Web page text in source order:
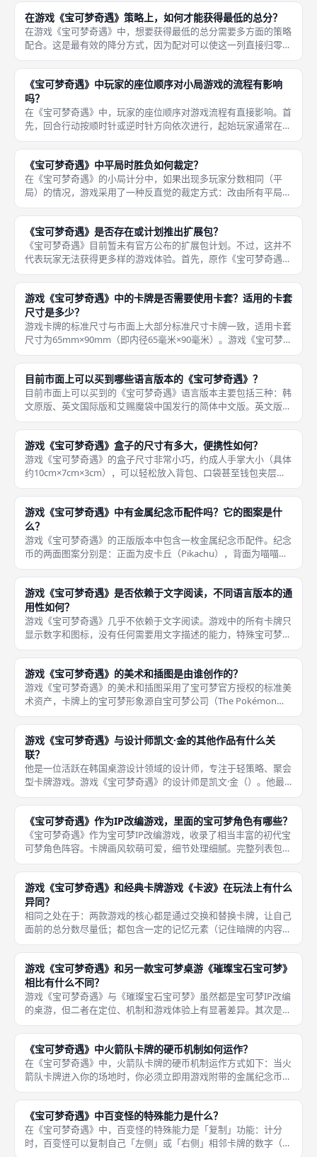
他是一位韩国桌游设计师，以创作规则简洁、节奏流畅的聚会向卡
牌
在游戏《宝可梦奇遇》策略上，如何才能获得最低的总分？
在游戏《宝可梦奇遇》中，想要获得最低的总分需要多方面的策略
配合。这是最有效的降分方式，因为配对可以使这一列直接归零。
首先是「配对归零」策略：尽可能在同一列中凑出上下两张相同数
字的对子。 你可以通过卡比兽交换位置、百变怪复制数字、或从
弃牌堆中
《宝可梦奇遇》中玩家的座位顺序对小局游戏的流程有影响
吗？
在《宝可梦奇遇》中，玩家的座位顺序对游戏流程有直接影响。首
先，回合行动按顺时针或逆时针方向依次进行，起始玩家通常在游
戏开局时随机确定（例如从年龄最小或最大的玩家开始）。 因
此，闪电鸟的效果方向由座位顺序决定，这是一个重要的策略考量
因素。座位
《宝可梦奇遇》中平局时胜负如何裁定？
在《宝可梦奇遇》的小局计分中，如果出现多玩家分数相同（平
局）的情况，游戏采用了一种反直觉的裁定方式：改由所有平局玩
家中「分数最高」的玩家获得该局的胜利。这与常规游戏「分数相
同则并列」或「比较某一指标」的做法完全不同。 这个设定的目
的非常明确
《宝可梦奇遇》是否存在或计划推出扩展包？
《宝可梦奇遇》目前暂未有官方公布的扩展包计划。不过，这并不
代表玩家无法获得更多样的游戏体验。首先，原作《宝可梦奇遇》
的爱好者已经开发出多种变体规则和「自创扩展」，例如加入更多
特殊能力宝可梦、调整配对规则、修改计分方式等。 这些扩展可
以通过桌
游戏《宝可梦奇遇》中的卡牌是否需要使用卡套？适用的卡套
尺寸是多少？
游戏卡牌的标准尺寸与市面上大部分标准尺寸卡牌一致，适用卡套
尺寸为65mm×90mm（即内径65毫米×90毫米）。游戏《宝可梦奇
遇》中的卡牌可以使用卡套进行保护，特别是对于经常参加桌游聚
会、卡牌容易磨损的情况。 这一尺寸适用于Ultra Pr
目前市面上可以买到哪些语言版本的《宝可梦奇遇》？
目前市面上可以买到的《宝可梦奇遇》语言版本主要包括三种：韩
文原版、英文国际版和艾赐魔袋中国发行的简体中文版。英文版由
Mandoo Games面向全球市场推出，规则说明书为英文，卡牌仍
保持无文字设计。 韩文版是游戏的最早版本，由Mandoo
游戏《宝可梦奇遇》盒子的尺寸有多大，便携性如何？
游戏《宝可梦奇遇》的盒子尺寸非常小巧，约成人手掌大小（具体
约10cm×7cm×3cm），可以轻松放入背包、口袋甚至钱包夹层
中。这种超便携设计是它区别于其他宝可梦桌游（如《璀璨宝石宝
可梦》）的主要优势之一。 在配件方面，虽然盒子很小，但内部
仍
游戏《宝可梦奇遇》中有金属纪念币配件吗？它的图案是什
么？
游戏《宝可梦奇遇》的正版版本中包含一枚金属纪念币配件。纪念
币的两面图案分别是：正面为皮卡丘（Pikachu），背面为喵喵
（Meowth）。这枚金属币的做工精致、质感出色，远超过同价位
其他轻策桌游的配件水平。 在游戏规则中，这枚金属币用于火箭
游戏《宝可梦奇遇》是否依赖于文字阅读，不同语言版本的通
用性如何？
游戏《宝可梦奇遇》几乎不依赖于文字阅读。游戏中的所有卡牌只
显示数字和图标，没有任何需要用文字描述的能力，特殊宝可梦的
功能通过直观的符号来表达（例如交换符号、查看符号、复制符号
等）。 在成都桌游聚会中，这一点尤其重要，因为聚会可能有来
自不同国
游戏《宝可梦奇遇》的美术和插图是由谁创作的？
游戏《宝可梦奇遇》的美术和插图采用了宝可梦官方授权的标准美
术资产，卡牌上的宝可梦形象源自宝可梦公司（The Pokémon
Company）的官方素材库。这些插画由宝可梦官方艺术团队创
作，经过Mandoo Games和宝可梦公司共同监修，确
游戏《宝可梦奇遇》与设计师凯文·金的其他作品有什么关
联？
他是一位活跃在韩国桌游设计领域的设计师，专注于轻策略、聚会
型卡牌游戏。游戏《宝可梦奇遇》的设计师是凯文·金（）。他最
知名的作品之一就是2008年推出的《宝可梦奇遇》——也就是
《宝可梦奇遇》的设计原型和原始版本。 在《宝可梦奇遇》获得
市场好评
《宝可梦奇遇》作为IP改编游戏，里面的宝可梦角色有哪些？
《宝可梦奇遇》作为宝可梦IP改编游戏，收录了相当丰富的初代宝
可梦角色阵容。卡牌画风软萌可爱，细节处理细腻。完整列表包
括：皮卡丘、妙蛙种子、小火龙、杰尼龟、胖丁、伊布、梦幻、耿
鬼、喷火龙、闪电鸟、百变怪、卡比兽、火箭队（反派组织角
色）。 除了
游戏《宝可梦奇遇》和经典卡牌游戏《卡波》在玩法上有什么
异同？
相同之处在于：两款游戏的核心都是通过交换和替换卡牌，让自己
面前的总分数尽量低；都包含一定的记忆元素（记住暗牌的内容）
和对子归零机制。游戏《宝可梦奇遇》与经典卡牌游戏《卡波》
（Cabo）同属于「低分获胜型」卡牌游戏，但在具体规则上有诸
多差异。
游戏《宝可梦奇遇》和另一款宝可梦桌游《璀璨宝石宝可梦》
相比有什么不同？
游戏《宝可梦奇遇》与《璀璨宝石宝可梦》虽然都是宝可梦IP改编
的桌游，但二者在定位、机制和游戏体验上有显著差异。其次是机
制差异：《宝可梦奇遇》是低分获胜型配对游戏，核心是凑对子归
零分数，运气成分较大；《璀璨宝石宝可梦》则是资源管理型德式
游戏，
《宝可梦奇遇》中火箭队卡牌的硬币机制如何运作？
在《宝可梦奇遇》中，火箭队卡牌的硬币机制运作方式如下：当火
箭队卡牌进入你的场地时，你必须立即用游戏附带的金属纪念币进
行掷硬币检定（该金属币一面是皮卡丘图案，另一面是喵喵图
案）。第二，如果掷出「皮卡丘」面（正面），那么你必须选择你
自己场上某一
《宝可梦奇遇》中百变怪的特殊能力是什么？
在《宝可梦奇遇》中，百变怪的特殊能力是「复制」功能：计分
时，百变怪可以复制自己「左侧」或「右侧」相邻卡牌的数字（不